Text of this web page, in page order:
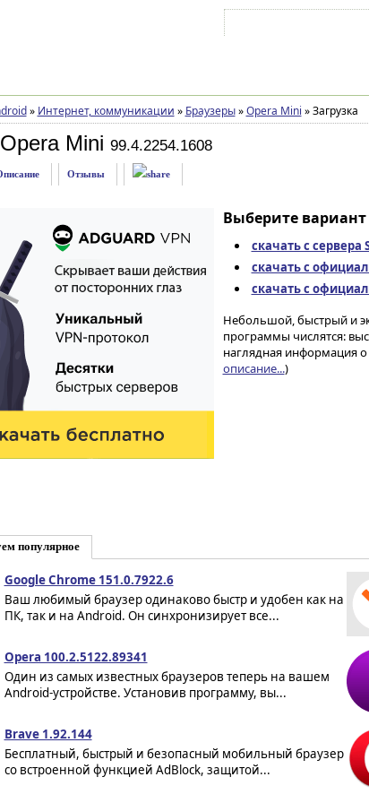
» Интернет, коммуникации » Браузеры » Opera Mini »Загрузка
Mini 99.4.2254.1608
Отзывы
Выберите вариант
скачать с сервера
скачать с
скачать с
Небольшой, быстрый и
программы числятся:
наглядная информация
описание...)
популярное
Google Chrome 151.0.7922.6
Ваш любимый браузер одинаково быстр и удобен как на
ПК, так и на Android. Он синхронизирует все...
Opera 100.2.5122.89341
Один из самых известных браузеров теперь на вашем
Android-устройстве. Установив программу, вы...
Brave 1.92.144
Бесплатный, быстрый и безопасный мобильный браузер
со встроенной функцией AdBlock, защитой...